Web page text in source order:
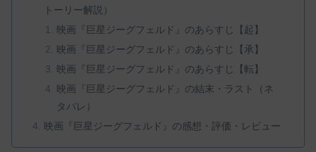
トーリー解説）
映画『巨星ジーグフェルド』のあらすじ【起】
映画『巨星ジーグフェルド』のあらすじ【承】
映画『巨星ジーグフェルド』のあらすじ【転】
映画『巨星ジーグフェルド』の結末・ラスト（ネ
タバレ）
映画『巨星ジーグフェルド』の感想・評価・レビュー